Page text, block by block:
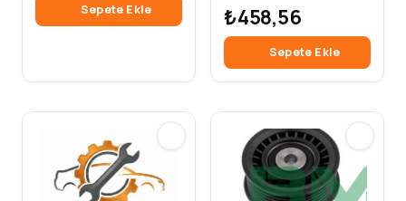
Sepete Ekle ₺458,56
Sepete Ekle